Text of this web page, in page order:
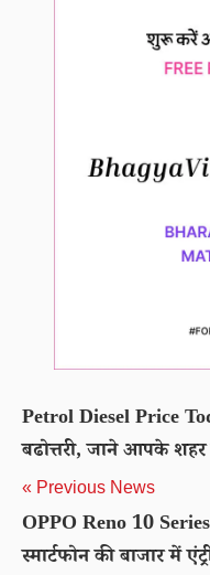
Petrol Diesel Price
बढोत्तरी, जाने आपके
« Previous News
OPPO Reno 10
स्मार्टफोन की बाजार में